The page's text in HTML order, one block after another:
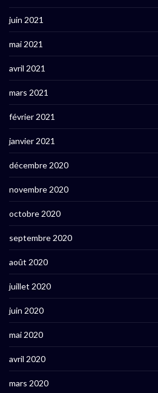
juin 2021
mai 2021
avril 2021
mars 2021
février 2021
janvier 2021
décembre 2020
novembre 2020
octobre 2020
septembre 2020
août 2020
juillet 2020
juin 2020
mai 2020
avril 2020
mars 2020